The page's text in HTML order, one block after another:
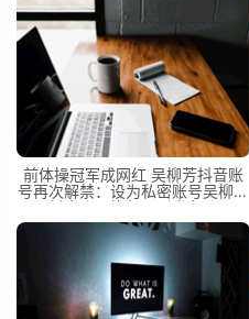
前体操冠军成网红 吴柳芳抖音账
号再次解禁：设为私密账号吴柳芳
抖音账号恢复，引发争议